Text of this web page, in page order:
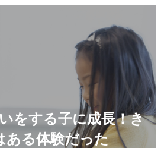
をする子に成長！き
ある体験だった